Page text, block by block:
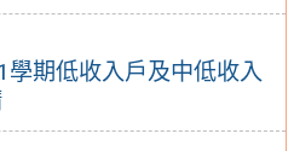
學期低收入戶及中低收入